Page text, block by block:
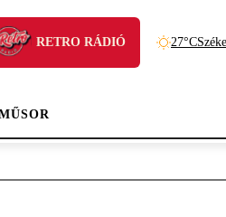
RETRO RÁDIÓ 27°C